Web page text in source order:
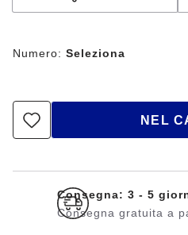
Numero: Seleziona
NEL
Consegna: 3 - 5
Consegna gratuita a